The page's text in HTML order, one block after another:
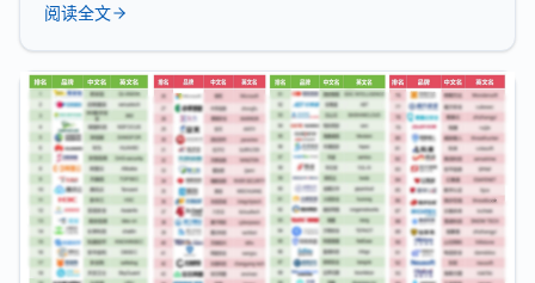
垒机、零信任、信创堡垒机 三大细分领域，再次展现了领先
图谱》凭借深入的调研、专业的分析，全景式展现网络安全
产业的最新态势，挖掘潜在发展机遇，为
阅读全文